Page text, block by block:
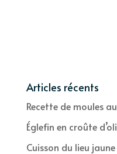
Articles récents
Recette de moules
Églefin en croûte
Cuisson du lieu